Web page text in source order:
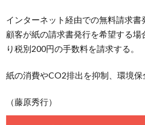
インターネット経由での無料請求
顧客が紙の請求書発行を希望する
り税別200円の手数料を請求する。
紙の消費やCO2排出を抑制、環境保
（藤原秀行）